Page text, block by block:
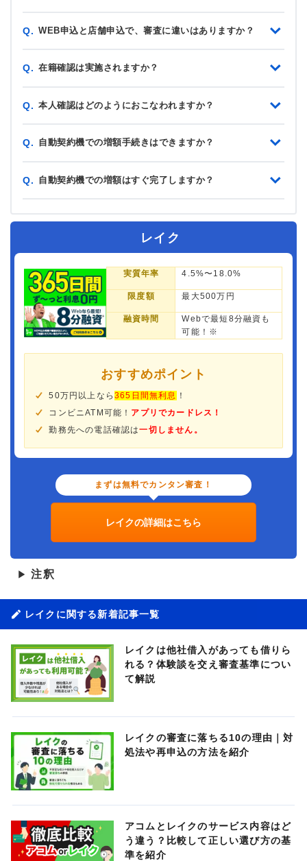
Q. WEB申込と店舗申込で、審査に違いはありますか？
Q. 在籍確認は実施されますか？
Q. 本人確認はどのようにおこなわれますか？
Q. 自動契約機での増額手続きはできますか？
Q. 自動契約機での増額はすぐ完了しますか？
レイク
実質年率 4.5%〜18.0%
限度額 最大500万円
融資時間
Webで最短8分融資も
可能！※
おすすめポイント
50万円以上なら365日間無利息
！
コンビニATM可能！ アプリでカードレス！
勤務先への電話確認は一切しません。
まずは無料でカンタン審査！
レイクの詳細はこちら
▶ 注釈
レイクに関する新着記事一覧
レイクは他社借入があっても借りら
れる？体験談を交え審査基準につい
て解説
レイクの審査に落ちる10の理由｜対
処法や再申込の方法を紹介
アコムとレイクのサービス内容はど
う違う？比較して正しい選び方の基
準を紹介